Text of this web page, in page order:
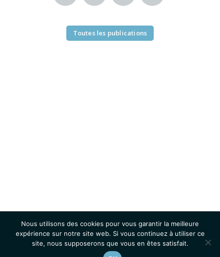
Toutes les publications
Nous utilisons des cookies pour vous garantir la meilleure
expérience sur notre site web. Si vous continuez à utiliser ce
site, nous supposerons que vous en êtes satisfait.